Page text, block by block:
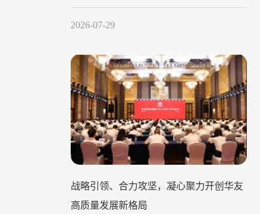
2026-07-29
战略引领、合力攻坚，凝心聚力开创华友
高质量发展新格局